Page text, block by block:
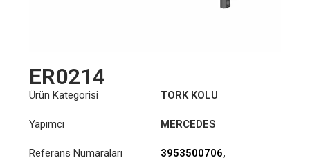
ER0214
Ürün Kategorisi TORK KOLU
Yapımcı MERCEDES
Referans Numaraları 3953500706,